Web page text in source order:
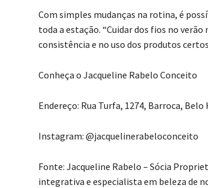
Com simples mudanças na rotina, é
toda a estação. “Cuidar dos fios no
consistência e no uso dos produtos
Conheça o Jacqueline Rabelo Conceito
Endereço: Rua Turfa, 1274, Barroca,
Instagram: @jacquelinerabeloconceito
Fonte: Jacqueline Rabelo – Sócia
integrativa e especialista em beleza de